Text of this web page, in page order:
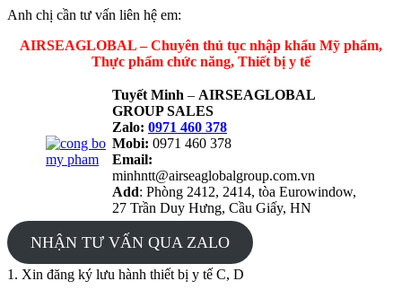
Anh chị cần tư vấn liên hệ em:
AIRSEAGLOBAL – Chuyên thủ tục nhập khẩu Mỹ phẩm,
Thực phẩm chức năng, Thiết bị y tế
Tuyết Minh – AIRSEAGLOBAL
GROUP SALES
Zalo: 0971 460 378
Mobi: 0971 460 378
Email:
minhntt@airseaglobalgroup.com.vn
Add: Phòng 2412, 2414, tòa Eurowindow,
27 Trần Duy Hưng, Cầu Giấy, HN
NHẬN TƯ VẤN QUA ZALO
1. Xin đăng ký lưu hành thiết bị y tế C, D